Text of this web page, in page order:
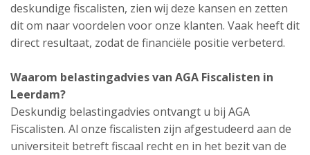
deskundige fiscalisten, zien wij deze kansen en zetten
dit om naar voordelen voor onze klanten. Vaak heeft dit
direct resultaat, zodat de financiële positie verbeterd.
Waarom belastingadvies van AGA Fiscalisten in
Leerdam?
Deskundig belastingadvies ontvangt u bij AGA
Fiscalisten. Al onze fiscalisten zijn afgestudeerd aan de
universiteit betreft fiscaal recht en in het bezit van de